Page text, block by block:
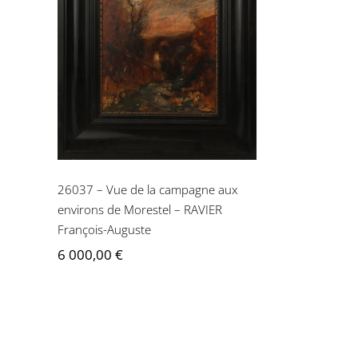
26037 – Vue de la
campagne aux environs
de Morestel – RAVIER
François-Auguste
26037 – Vue de la campagne aux
environs de Morestel – RAVIER
François-Auguste
6 000,00 €